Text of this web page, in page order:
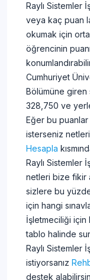
Raylı Sistemler
veya kaç puan
okumak için
öğrencinin
Cumhuriyet
Bölümüne giren
328,750 ve
Eğer bu
isterseniz
Hesapla
Raylı Sistemler
netleri bize fikir
sizlere bu
için hangi
İşletmeciliği için
tablo halinde
Raylı Sistemler
istiyorsanız
destek